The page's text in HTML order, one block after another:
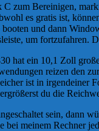
zum Bereinigen,
es gratis ist,
und dann
um fortzufahren.
hat ein 10,1 Zoll
reizen den
ist in irgendeiner
du die
sein, dann
bei meinem Rechner